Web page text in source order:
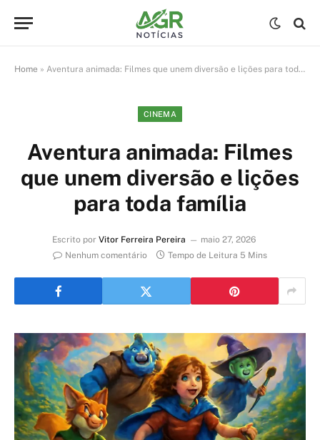
Home » Aventura animada: Filmes que unem diversão e lições para toda família
CINEMA
Aventura animada: Filmes
que unem diversão e lições
para toda família
Escrito por Vitor Ferreira Pereira
maio 27, 2026
Nenhum comentário
Tempo de Leitura 5 Mins